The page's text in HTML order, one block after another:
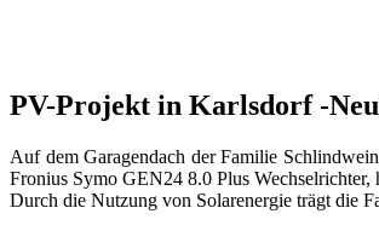
PV-Projekt in Karlsdorf -
Auf dem Garagendach der Familie
Fronius Symo GEN24 8.0 Plus
Durch die Nutzung von Solarenergie trägt die